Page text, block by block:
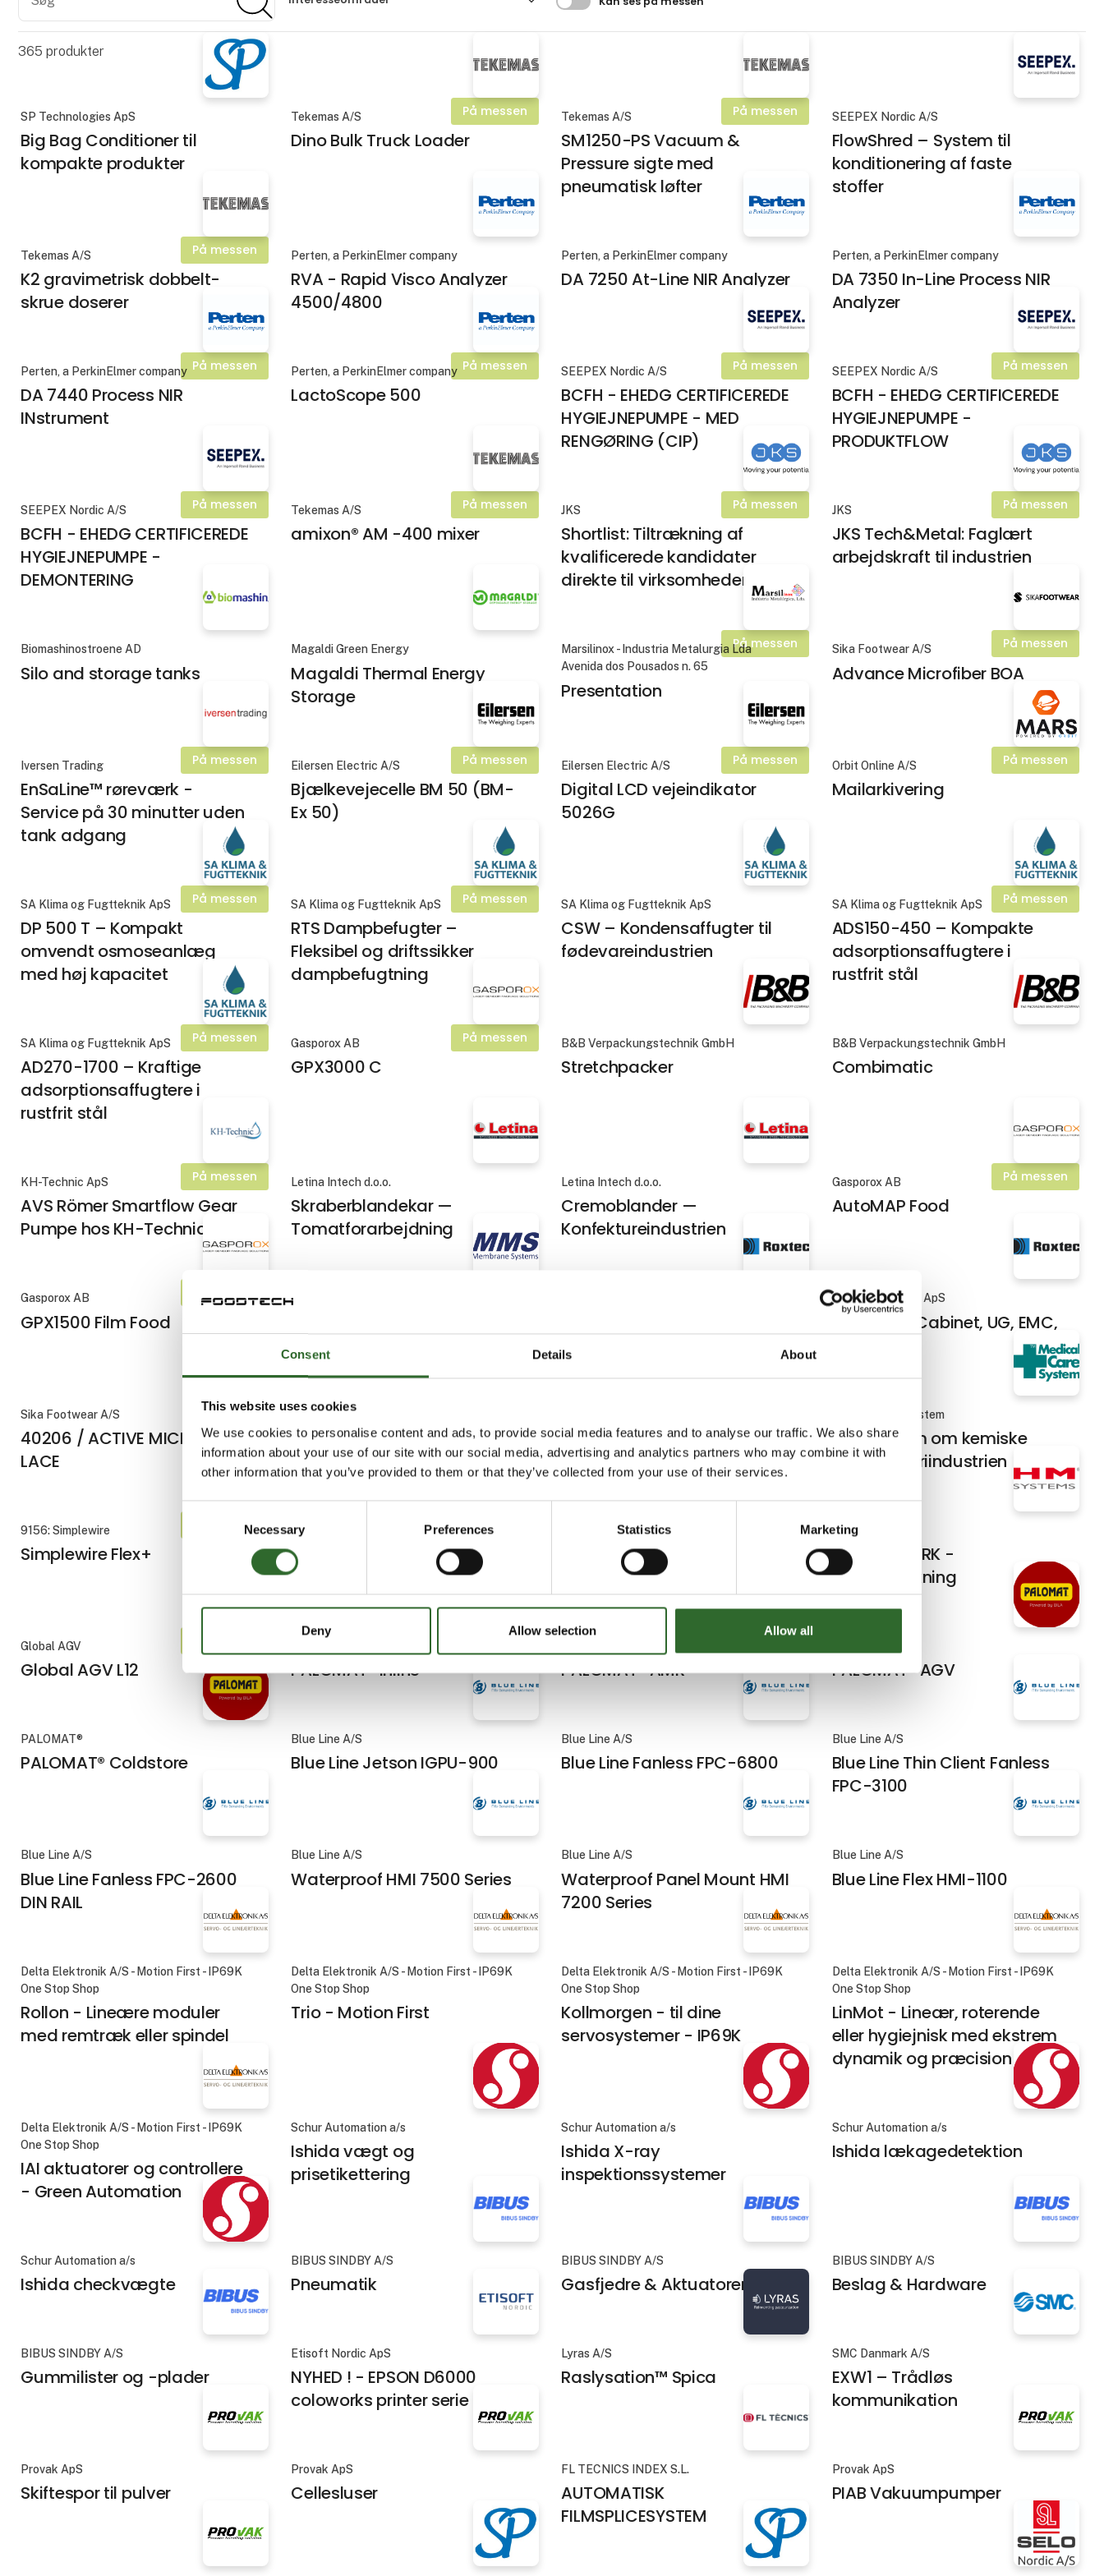
Consent Details About
This website uses cookies
We use cookies to personalise content and ads, to provide social media features and to analyse our traffic. We also share
information about your use of our site with our social media, advertising and analytics partners who may combine it with
other information that you’ve provided to them or that they’ve collected from your use of their services.
Consent
Necessary Preferences Statistics Marketing
Deny Allow selection Allow all
365 produkter
SP Technologies ApS
Big Bag Conditioner til
kompakte produkter
På messen
Tekemas A/S
Dino Bulk Truck Loader
På messen
Tekemas A/S
SM1250-PS Vacuum &
Pressure sigte med
pneumatisk løfter
SEEPEX Nordic A/S
FlowShred – System til
konditionering af faste
stoffer
På messen
Tekemas A/S
K2 gravimetrisk dobbelt-
skrue doserer
Perten, a PerkinElmer company
RVA - Rapid Visco Analyzer
4500/4800
Perten, a PerkinElmer company
DA 7250 At-Line NIR Analyzer
Perten, a PerkinElmer company
DA 7350 In-Line Process NIR
Analyzer
På messen
Perten, a PerkinElmer company
DA 7440 Process NIR
INstrument
På messen
Perten, a PerkinElmer company
LactoScope 500
På messen
SEEPEX Nordic A/S
BCFH - EHEDG CERTIFICEREDE
HYGIEJNEPUMPE - MED
RENGØRING (CIP)
På messen
SEEPEX Nordic A/S
BCFH - EHEDG CERTIFICEREDE
HYGIEJNEPUMPE -
PRODUKTFLOW
På messen
SEEPEX Nordic A/S
BCFH - EHEDG CERTIFICEREDE
HYGIEJNEPUMPE -
DEMONTERING
På messen
Tekemas A/S
amixon® AM -400 mixer
På messen
JKS
Shortlist: Tiltrækning af
kvalificerede kandidater
direkte til virksomhederne
På messen
JKS
JKS Tech&Metal: Faglært
arbejdskraft til industrien
Biomashinostroene AD
Silo and storage tanks
Magaldi Green Energy
Magaldi Thermal Energy
Storage
På messen
Marsilinox - Industria Metalurgia Lda
Avenida dos Pousados n. 65
Presentation
På messen
Sika Footwear A/S
Advance Microfiber BOA
På messen
Iversen Trading
EnSaLine™ røreværk -
Service på 30 minutter uden
tank adgang
På messen
Eilersen Electric A/S
Bjælkevejecelle BM 50 (BM-
Ex 50)
På messen
Eilersen Electric A/S
Digital LCD vejeindikator
5026G
På messen
Orbit Online A/S
Mailarkivering
På messen
SA Klima og Fugtteknik ApS
DP 500 T – Kompakt
omvendt osmoseanlæg
med høj kapacitet
På messen
SA Klima og Fugtteknik ApS
RTS Dampbefugter –
Fleksibel og driftssikker
dampbefugtning
SA Klima og Fugtteknik ApS
CSW – Kondensaffugter til
fødevareindustrien
På messen
SA Klima og Fugtteknik ApS
ADS150-450 – Kompakte
adsorptionsaffugtere i
rustfrit stål
På messen
SA Klima og Fugtteknik ApS
AD270-1700 – Kraftige
adsorptionsaffugtere i
rustfrit stål
På messen
Gasporox AB
GPX3000 C
B&B Verpackungstechnik GmbH
Stretchpacker
B&B Verpackungstechnik GmbH
Combimatic
På messen
KH-Technic ApS
AVS Römer Smartflow Gear
Pumpe hos KH-Technic ApS
Letina Intech d.o.o.
Skraberblandekar —
Tomatforarbejdning
Letina Intech d.o.o.
Cremoblander —
Konfektureindustrien
På messen
Gasporox AB
AutoMAP Food
Gasporox AB
GPX1500 Film Food
MMS Nordic ApS
brancher
Roxtec Denmark ApS
Standard, Cabinet, UG, EMC,
Sika Footwear A/S
40206 / ACTIVE MICROFIBER
LACE
Sika Footwear A/S
40205 / SPRINT KNIT LACE
HM Linerfree® Dispenser til
fortrykte etiketter
Medical Care System
Symposium om kemiske
risici i mejeriindustrien
På messen
9156: Simplewire
Simplewire Flex+
Iversen Trading
Alfa Laval LKB ventiler med
ThinkTop
Iversen Trading
Pladevarmeveksler fra Alfa
HM Systems A/S
Macsa SPARK -
Lasermærkning
Global AGV
Global AGV L12 PALOMAT® Inline PALOMAT® AMR PALOMAT® AGV
PALOMAT®
PALOMAT® Coldstore
Blue Line A/S
Blue Line Jetson IGPU-900
Blue Line A/S
Blue Line Fanless FPC-6800
Blue Line A/S
Blue Line Thin Client Fanless
FPC-3100
Blue Line A/S
Blue Line Fanless FPC-2600
DIN RAIL
Blue Line A/S
Waterproof HMI 7500 Series
Blue Line A/S
Waterproof Panel Mount HMI
7200 Series
Blue Line A/S
Blue Line Flex HMI-1100
Delta Elektronik A/S - Motion First - IP69K
One Stop Shop
Rollon - Lineære moduler
med remtræk eller spindel
Delta Elektronik A/S - Motion First - IP69K
One Stop Shop
Trio - Motion First
Delta Elektronik A/S - Motion First - IP69K
One Stop Shop
Kollmorgen - til dine
servosystemer - IP69K
Delta Elektronik A/S - Motion First - IP69K
One Stop Shop
LinMot - Lineær, roterende
eller hygiejnisk med ekstrem
dynamik og præcision
Delta Elektronik A/S - Motion First - IP69K
One Stop Shop
IAI aktuatorer og controllere
- Green Automation
Schur Automation a/s
Ishida vægt og
prisetikettering
Schur Automation a/s
Ishida X-ray
inspektionssystemer
Schur Automation a/s
Ishida lækagedetektion
Schur Automation a/s
Ishida checkvægte
BIBUS SINDBY A/S
Pneumatik
BIBUS SINDBY A/S
Gasfjedre & Aktuatorer
BIBUS SINDBY A/S
Beslag & Hardware
BIBUS SINDBY A/S
Gummilister og -plader
Etisoft Nordic ApS
NYHED ! - EPSON D6000
coloworks printer serie
Lyras A/S
Raslysation™ Spica
SMC Danmark A/S
EXW1 – Trådløs
kommunikation
Provak ApS
Skiftespor til pulver
Provak ApS
Cellesluser
FL TECNICS INDEX S.L.
AUTOMATISK
FILMSPLICESYSTEM
Provak ApS
PIAB Vakuumpumper